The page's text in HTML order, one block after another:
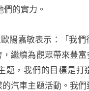
們的實力。
歐陽嘉敏表示：「我
繼續為觀眾帶來豐
題，我們的目標是
汽車主題活動。我